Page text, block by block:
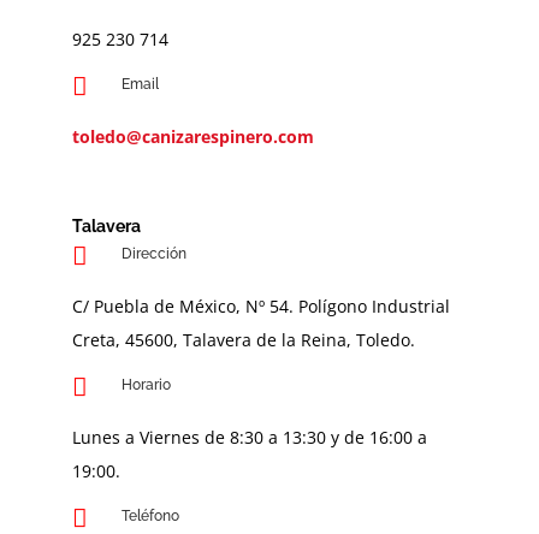
925 230 714
Email
toledo@canizarespinero.com
Talavera
Dirección
C/ Puebla de México, Nº 54. Polígono Industrial
Creta, 45600, Talavera de la Reina, Toledo.
Horario
Lunes a Viernes de 8:30 a 13:30 y de 16:00 a
19:00.
Teléfono